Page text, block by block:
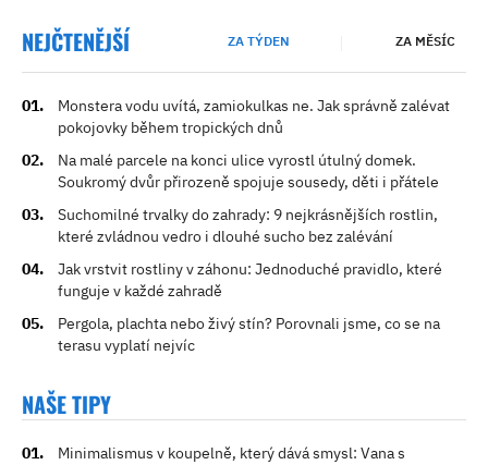
NEJČTENĚJŠÍ ZA TÝDEN ZA MĚSÍC
Monstera vodu uvítá, zamiokulkas ne. Jak správně zalévat
pokojovky během tropických dnů
Na malé parcele na konci ulice vyrostl útulný domek.
Soukromý dvůr přirozeně spojuje sousedy, děti i přátele
Suchomilné trvalky do zahrady: 9 nejkrásnějších rostlin,
které zvládnou vedro i dlouhé sucho bez zalévání
Jak vrstvit rostliny v záhonu: Jednoduché pravidlo, které
funguje v každé zahradě
Pergola, plachta nebo živý stín? Porovnali jsme, co se na
terasu vyplatí nejvíc
NAŠE TIPY
Minimalismus v koupelně, který dává smysl: Vana s